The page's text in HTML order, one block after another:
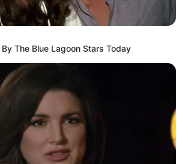
weitere Kalauer
Impressum & Kontakt
The Blue Lagoon Stars Today